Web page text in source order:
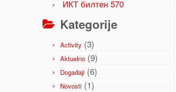
ИКТ билтен 570
Kategorije
Activity (3)
Aktuelno (9)
Događaji (6)
Novosti (1)